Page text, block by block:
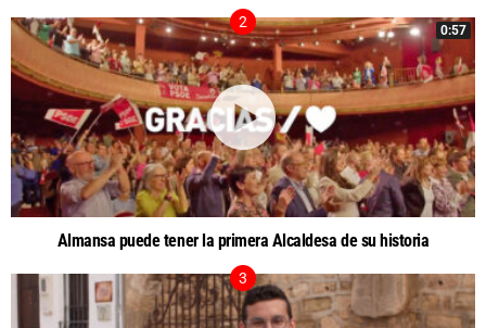
0:57
Almansa puede tener la primera Alcaldesa de su historia